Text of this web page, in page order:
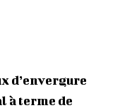
d’envergure
à terme de